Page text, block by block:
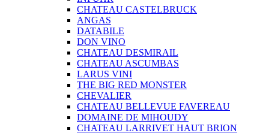
CHATEAU CASTELBRUCK
ANGAS
DATABILE
DON VINO
CHATEAU DESMIRAIL
CHATEAU ASCUMBAS
LARUS VINI
THE BIG RED MONSTER
CHEVALIER
CHATEAU BELLEVUE FAVEREAU
DOMAINE DE MIHOUDY
CHATEAU LARRIVET HAUT BRION